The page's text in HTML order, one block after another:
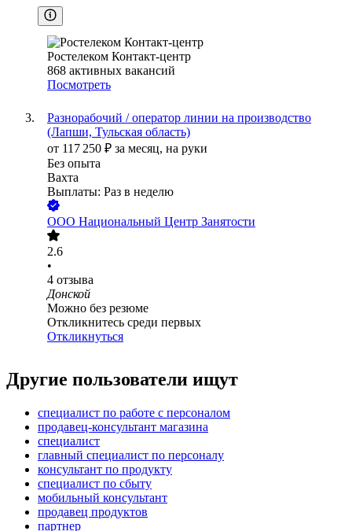
Ростелеком Контакт-центр
868 активных вакансий
Посмотреть
Разнорабочий / оператор линии на производство
(Лапши, Тульская область)
от 117 250 ₽ за месяц, на руки
Без опыта
Вахта
Выплаты: Раз в неделю
ООО Национальный Центр Занятости
2.6
•
4 отзыва
Донской
Можно без резюме
Откликнитесь среди первых
Откликнуться
Другие пользователи ищут
специалист по работе с персоналом
продавец-консультант магазина
специалист
главный специалист по персоналу
консультант по продукту
специалист по сбыту
мобильный консультант
продавец продуктов
партнер